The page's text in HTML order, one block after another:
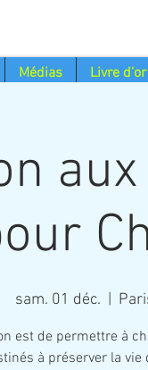
Médias Livre d'or
sam. 01 déc.
est de permettre à
à préserver la vie